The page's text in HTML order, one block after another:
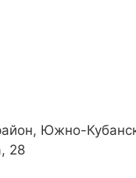
Южно-
28